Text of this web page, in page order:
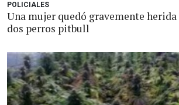
POLICIALES
Una mujer quedó gravemente herida
dos perros pitbull